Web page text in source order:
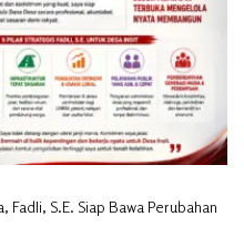
Fadli, S.E. Siap Bawa Perubahan